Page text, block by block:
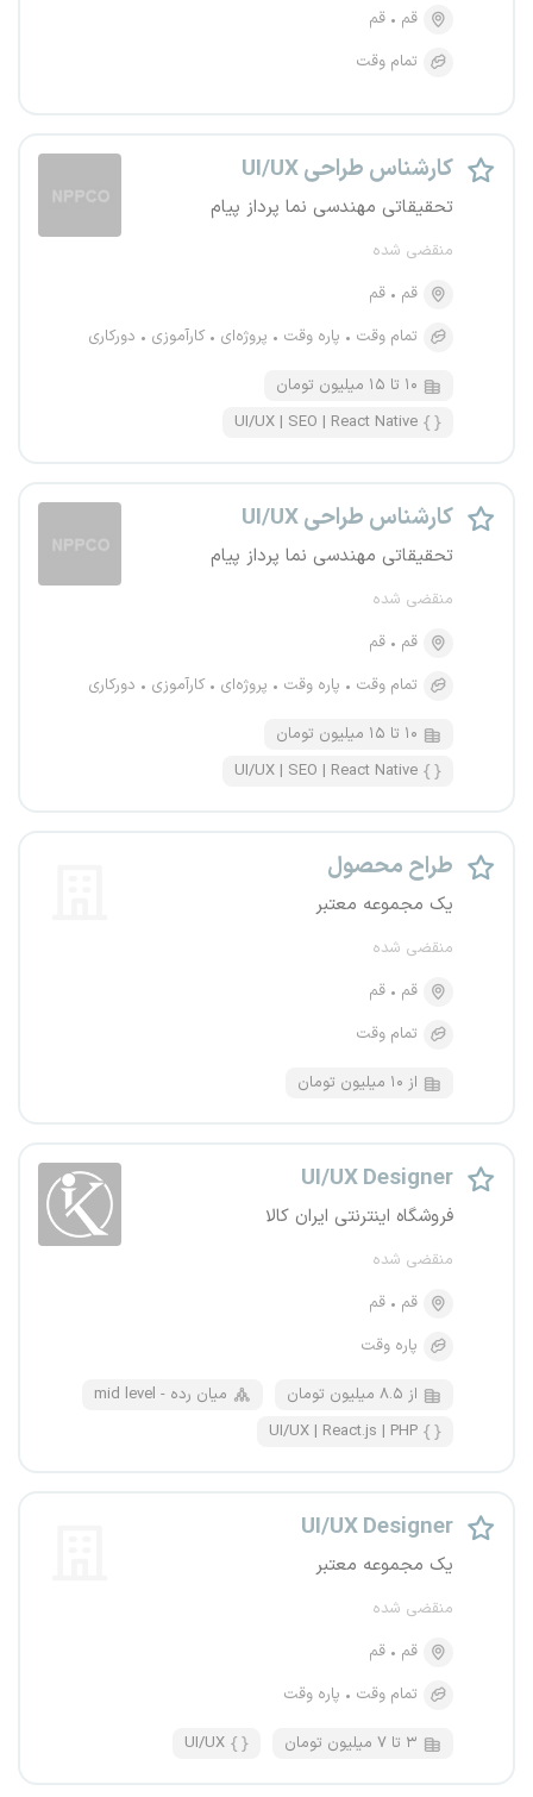
قم
قم
تمام وقت
کارشناس طراحی UI/UX
تحقیقاتی مهندسی نما پرداز پیام
منقضی شده
قم
قم
تمام وقت
پاره وقت پروژه‌ای کارآموزی دورکاری
۱۰ تا ۱۵ میلیون تومان
UI/UX | SEO | React Native
کارشناس طراحی UI/UX
تحقیقاتی مهندسی نما پرداز پیام
منقضی شده
قم
قم
تمام وقت
پاره وقت پروژه‌ای کارآموزی دورکاری
۱۰ تا ۱۵ میلیون تومان
UI/UX | SEO | React Native
طراح محصول
یک مجموعه معتبر
منقضی شده
قم
قم
تمام وقت
از ۱۰ میلیون تومان
UI/UX Designer
فروشگاه اینترنتی ایران کالا
منقضی شده
قم
قم
پاره وقت
از ۸.۵ میلیون تومان
mid level - میان رده
UI/UX | React.js | PHP
UI/UX Designer
یک مجموعه معتبر
منقضی شده
قم
قم
تمام وقت
پاره وقت
۳ تا ۷ میلیون تومان UI/UX